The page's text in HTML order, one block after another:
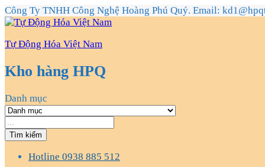
Công Ty TNHH Công Nghệ Hoàng Phú Quý. Email:
Tự Động Hóa Việt Nam
Kho hàng HPQ
Danh mục
Tìm kiếm
Hotline 0938 885 512